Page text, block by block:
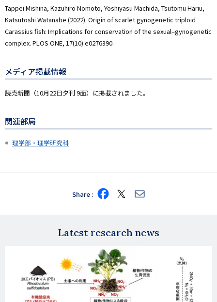
Tappei Mishina, Kazuhiro Nomoto, Yoshiyasu Machida, Tsutomu Hariu,
Katsutoshi Watanabe (2022). Origin of scarlet gynogenetic triploid
Carassius fish: Implications for conservation of the sexual–gynogenetic
complex. PLOS ONE, 17(10):e0276390.
メディア掲載情報
読売新聞（10月22日夕刊 9面）に掲載されました。
関連部局
理学部・理学研究科
Share Share
on
Share
on
Share
via
Latest research news